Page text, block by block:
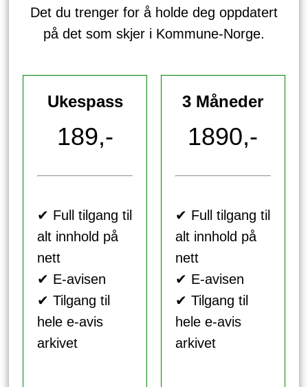
Det du trenger for å holde deg oppdatert
på det som skjer i Kommune-Norge.
Ukespass
189,-
✔ Full tilgang til
alt innhold på
nett
✔ E-avisen
✔ Tilgang til
hele e-avis
arkivet
3 Måneder
1890,-
✔ Full tilgang til
alt innhold på
nett
✔ E-avisen
✔ Tilgang til
hele e-avis
arkivet